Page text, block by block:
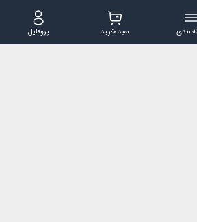
و مقررات سوالات متداول پروفایل سبد خرید بندی